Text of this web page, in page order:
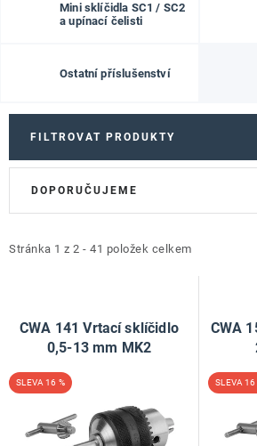
KONTAKT
Doprava a platba Kontakt
Podmínky ochrany osobních údajů
Reklamace zboží
Bezpečnost výrobků
Katalog Record Power
Mini sklíčidla SC1 / SC2
a upínací čelisti
Ostatní příslušenství
FILTROVAT PRODUKTY
V
i
d
u
Stránka 1 z 2 - 41 položek celkem
Ř
e
p
o
d
DOPORUČUJEME
CWA 141 Vrtací sklíčidlo
0,5-13 mm MK2
16 %
CWA
16